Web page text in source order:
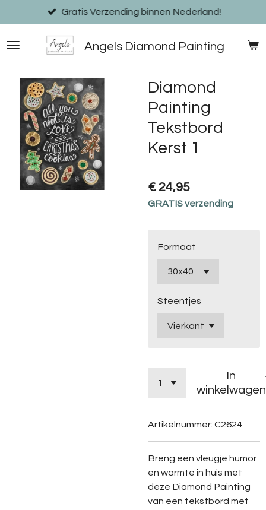
direct
naar
Angels Diamond Painting
Gratis Verzending binnen Nederland!
Diamond
Painting
Tekstbord
Kerst 1
€ 24,95
GRATIS verzending
Formaat
Steentjes
In
winkelwagen
Artikelnummer: C2624
Breng een vleugje humor
en warmte in huis met
deze Diamond Painting
van een tekstbord met